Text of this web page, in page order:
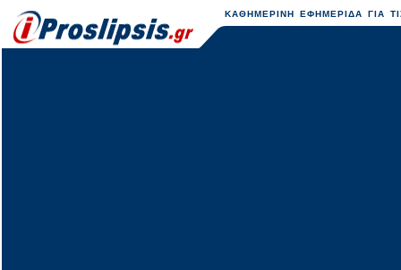
ΚΑΘΗΜΕΡΙΝΗ ΕΦΗΜΕΡΙΔΑ ΓΙΑ